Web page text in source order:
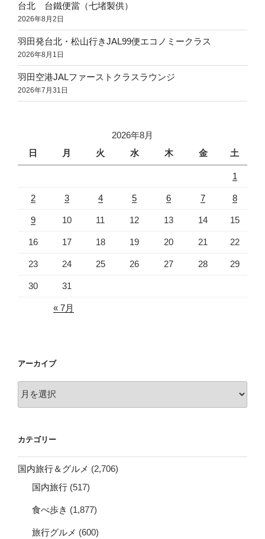
台北 台鐵便當（七堵製供）
2026年8月2日
羽田発台北・松山行きJAL99便エコノミークラス
2026年8月1日
羽田空港JALファーストクラスラウンジ
2026年7月31日
2026年8月
日
月 火 水 木 金 土
1
2 3 4 5 6 7 8
9 10 11 12 13 14 15
16 17 18 19 20 21 22
23 24 25 26 27 28 29
30 31
« 7月
アーカイブ
ー
ブ
カテゴリー
国内旅行＆グルメ (2,706)
国内旅行 (517)
食べ歩き (1,877)
旅行グルメ (600)